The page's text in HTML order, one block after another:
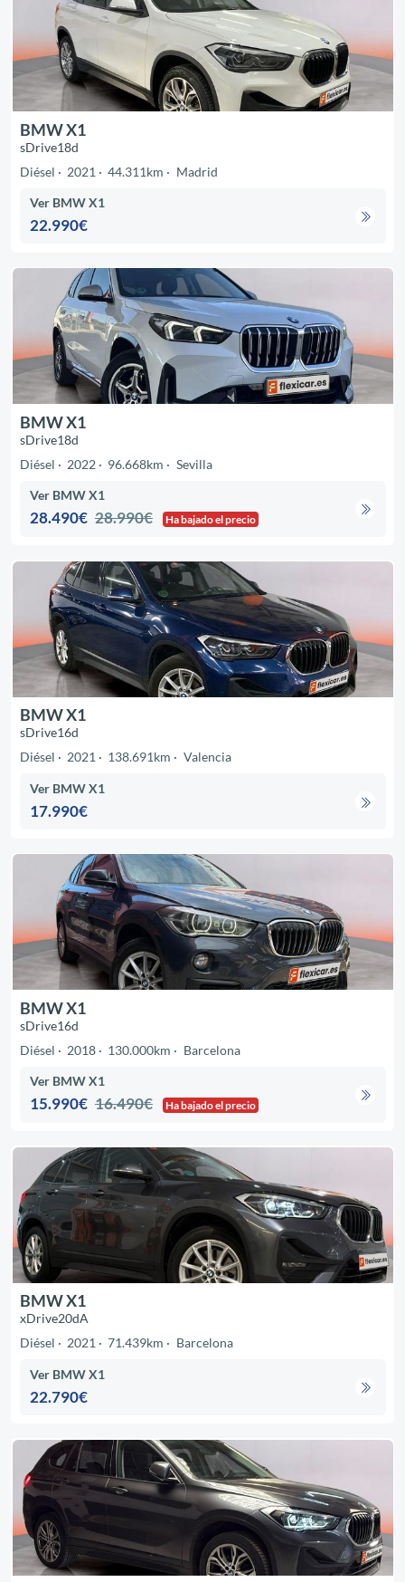
BMW X1
sDrive18d
Diésel
2021 44.311km Madrid
Ver BMW X1
22.990€
BMW X1
sDrive18d
Diésel
2022 96.668km Sevilla
Ver BMW X1
28.490€ 28.990€ Ha bajado el precio
BMW X1
sDrive16d
Diésel
2021 138.691km Valencia
Ver BMW X1
17.990€
BMW X1
sDrive16d
Diésel
2018 130.000km Barcelona
Ver BMW X1
15.990€ 16.490€ Ha bajado el precio
BMW X1
xDrive20dA
Diésel
2021 71.439km Barcelona
Ver BMW X1
22.790€